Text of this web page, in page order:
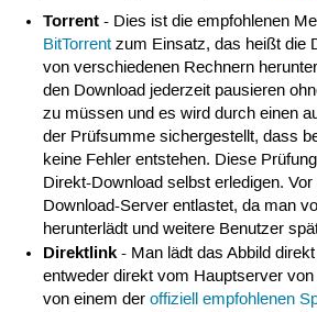
Torrent - Dies ist die empfohlenen
BitTorrent zum Einsatz, das heißt die
von verschiedenen Rechnern
den Download jederzeit pausieren
zu müssen und es wird durch einen
der Prüfsumme sichergestellt, dass
keine Fehler entstehen. Diese
Direkt-Download selbst erledigen.
Download-Server entlastet, da man
herunterlädt und weitere Benutzer
Direktlink- Man lädt das Abbild
entweder direkt vom Hauptserver
von einem deroffiziell empfohlenen